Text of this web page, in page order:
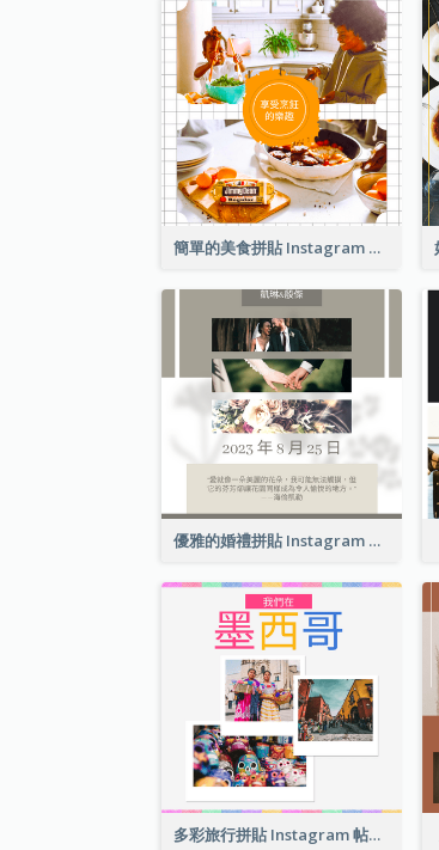
簡單的美食拼貼 Instagram 帖子
優雅的婚禮拼貼 Instagram 帖子
多彩旅行拼貼 Instagram 帖子